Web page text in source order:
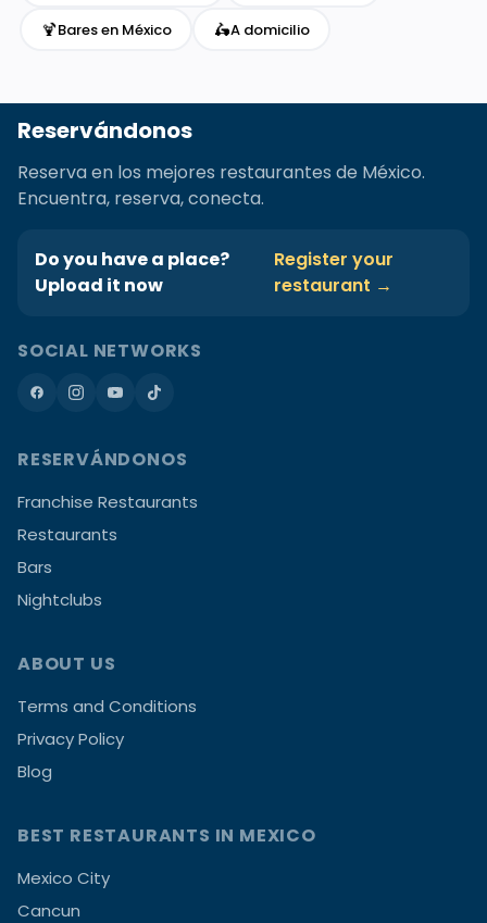
🍹Bares en México 🛵A domicilio
Reservándonos
Reserva en los mejores restaurantes de México.
Encuentra, reserva, conecta.
Do you have a place?
Upload it now
Register your
restaurant →
SOCIAL NETWORKS
RESERVÁNDONOS
Franchise Restaurants
Restaurants
Bars
Nightclubs
ABOUT US
Terms and Conditions
Privacy Policy
Blog
BEST RESTAURANTS IN MEXICO
Mexico City
Cancun